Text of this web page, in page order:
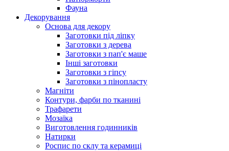
Фауна
Декорування
Основа для декору
Заготовки під ліпку
Заготовки з дерева
Заготовки з пап'є маше
Інші заготовки
Заготовки з гіпсу
Заготовки з пінопласту
Магніти
Контури, фарби по тканині
Трафарети
Мозаїка
Виготовлення годинників
Натирки
Роспис по склу та керамиці